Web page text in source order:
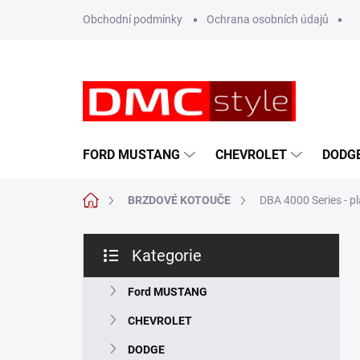
Obchodní podmínky Ochrana osobních údajů
FORD MUSTANG CHEVROLET
Domů BRZDOVÉ KOTOUČE DBA 4000 Series -
s
kategorie
Kategorie
Ford MUSTANG
CHEVROLET
DODGE